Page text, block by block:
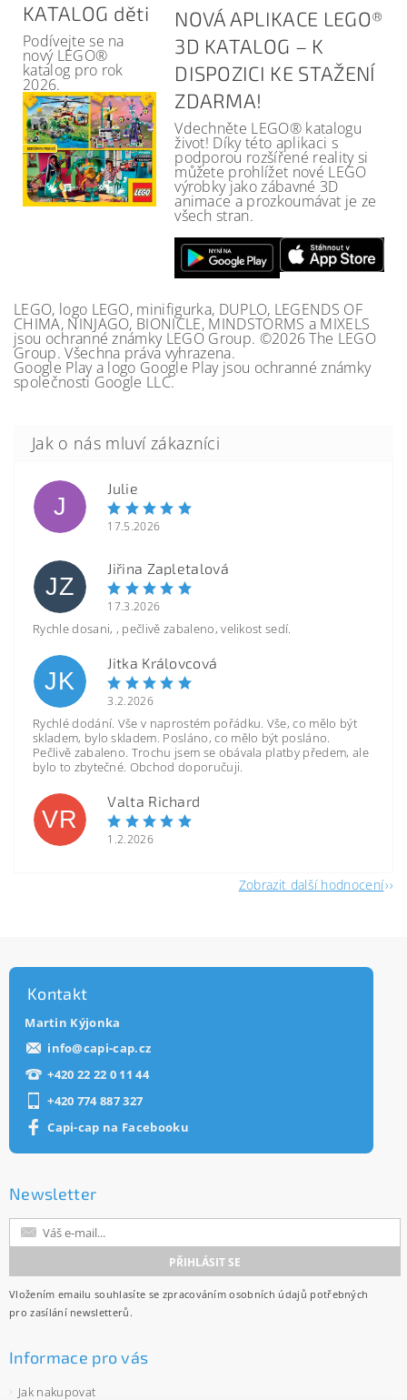
KATALOG děti
Podívejte se na
nový LEGO®
katalog pro rok
2026.
NOVÁ APLIKACE LEGO®
3D KATALOG – K
DISPOZICI KE STAŽENÍ
ZDARMA!
Vdechněte LEGO® katalogu
život! Díky této aplikaci s
podporou rozšířené reality si
můžete prohlížet nové LEGO
výrobky jako zábavné 3D
animace a prozkoumávat je ze
všech stran.
LEGO, logo LEGO, minifigurka, DUPLO, LEGENDS OF
CHIMA, NINJAGO, BIONICLE, MINDSTORMS a MIXELS
jsou ochranné známky LEGO Group. ©2026 The LEGO
Group. Všechna práva vyhrazena.
Google Play a logo Google Play jsou ochranné známky
společnosti Google LLC.
J
Julie
17.5.2026
JZ
Jiřina Zapletalová
17.3.2026
Rychle dosani, , pečlivě zabaleno, velikost sedí.
JK
Jitka Královcová
3.2.2026
Rychlé dodání. Vše v naprostém pořádku. Vše, co mělo být
skladem, bylo skladem. Posláno, co mělo být posláno.
Pečlivě zabaleno. Trochu jsem se obávala platby předem, ale
bylo to zbytečné. Obchod doporučuji.
VR
Valta Richard
1.2.2026
Zobrazit další hodnocení
Kontakt
Martin Kýjonka
info@capi-cap.cz
+420 22 22 0 11 44
+420 774 887 327
Capi-cap na Facebooku
Newsletter
Vložením emailu souhlasíte se zpracováním osobních údajů potřebných
pro zasílání newsletterů.
Informace pro vás
Jak nakupovat